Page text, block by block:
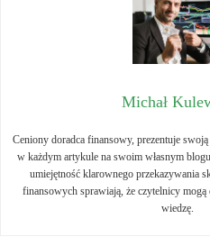
Michał
Ceniony doradca finansowy, prezentuje
w każdym artykule na swoim własnym
umiejętność klarownego przekazywania
finansowych sprawiają, że czytelnicy mogą
wiedzę.